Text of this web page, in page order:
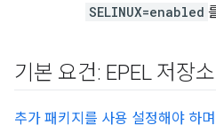
SELINUX=enabled
기본 요건: EPEL 저장
추가 패키지를 사용 설정해야 하